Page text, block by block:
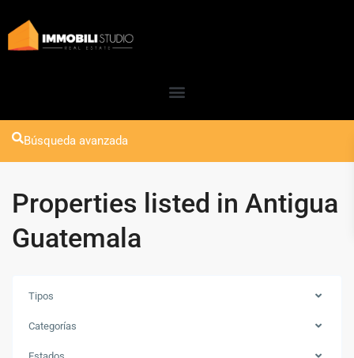
Búsqueda avanzada
Properties listed in Antigua
Guatemala
Tipos
Categorías